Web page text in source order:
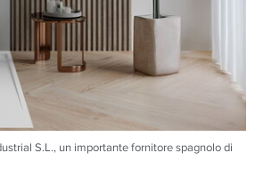
S.L., un importante fornitore spagnolo di